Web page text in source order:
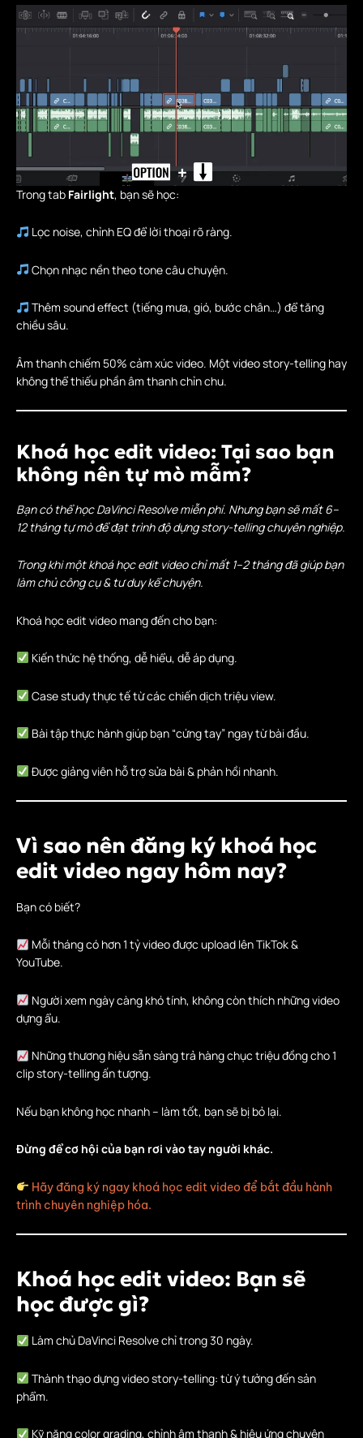
Trong tab Fairlight, bạn sẽ học:
Lọc noise, chỉnh EQ để lời thoại rõ ràng.
Chọn nhạc nền theo tone câu chuyện.
Thêm sound effect (tiếng mưa, gió, bước chân…) để tăng
chiều sâu.
Âm thanh chiếm 50% cảm xúc video. Một video story-telling hay
không thể thiếu phần âm thanh chỉn chu.
Khoá học edit video: Tại sao bạn
không nên tự mò mẫm?
Bạn có thể học DaVinci Resolve miễn phí. Nhưng bạn sẽ mất 6–
12 tháng tự mò để đạt trình độ dựng story-telling chuyên nghiệp.
Trong khi một khoá học edit video chỉ mất 1–2 tháng đã giúp bạn
làm chủ công cụ & tư duy kể chuyện.
Khoá học edit video mang đến cho bạn:
Kiến thức hệ thống, dễ hiểu, dễ áp dụng.
Case study thực tế từ các chiến dịch triệu view.
Bài tập thực hành giúp bạn “cứng tay” ngay từ bài đầu.
Được giảng viên hỗ trợ sửa bài & phản hồi nhanh.
Vì sao nên đăng ký khoá học
edit video ngay hôm nay?
Bạn có biết?
Mỗi tháng có hơn 1 tỷ video được upload lên TikTok &
YouTube.
Người xem ngày càng khó tính, không còn thích những video
dựng ẩu.
Những thương hiệu sẵn sàng trả hàng chục triệu đồng cho 1
clip story-telling ấn tượng.
Nếu bạn không học nhanh – làm tốt, bạn sẽ bị bỏ lại.
Đừng để cơ hội của bạn rơi vào tay người khác.
Hãy đăng ký ngay khoá học edit video để bắt đầu hành
trình chuyên nghiệp hóa.
Khoá học edit video: Bạn sẽ
học được gì?
Làm chủ DaVinci Resolve chỉ trong 30 ngày.
Thành thạo dựng video story-telling: từ ý tưởng đến sản
phẩm.
Kỹ năng color grading, chỉnh âm thanh & hiệu ứng chuyên